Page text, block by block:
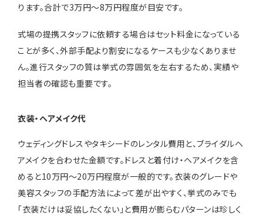
ります。合計で3万円〜8万円程度が目安です。
式場の提携スタッフに依頼する場合はセット料金になっている
ことが多く、外部手配より割安になるケースも少なくありませ
ん。進行スタッフの質は挙式の雰囲気を左右するため、実績や
担当者の確認も重要です。
衣装・ヘアメイク代
ウェディングドレスやタキシードのレンタル費用と、ブライダルヘ
アメイクを合わせた金額です。ドレスと着付け・ヘアメイクを含
めると10万円〜20万円程度が一般的です。衣装のグレードや
美容スタッフの手配方法によって差が出やすく、挙式のみでも
「衣装だけは妥協したくない」と費用が膨らむパターンは珍しく